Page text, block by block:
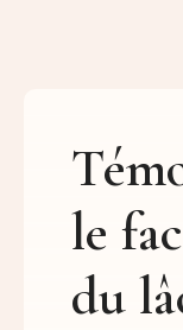
le
du